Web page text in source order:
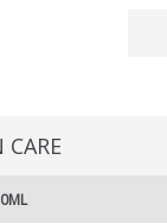
CARE